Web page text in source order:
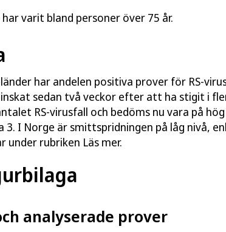
varit bland personer över 75 år.
har andelen positiva prover för RS-
sedan två veckor efter att ha stigit i
RS-virusfall och bedöms nu vara på
3. I Norge är smittspridningen på låg nivå,
under rubriken Läs mer.
analyserade prover